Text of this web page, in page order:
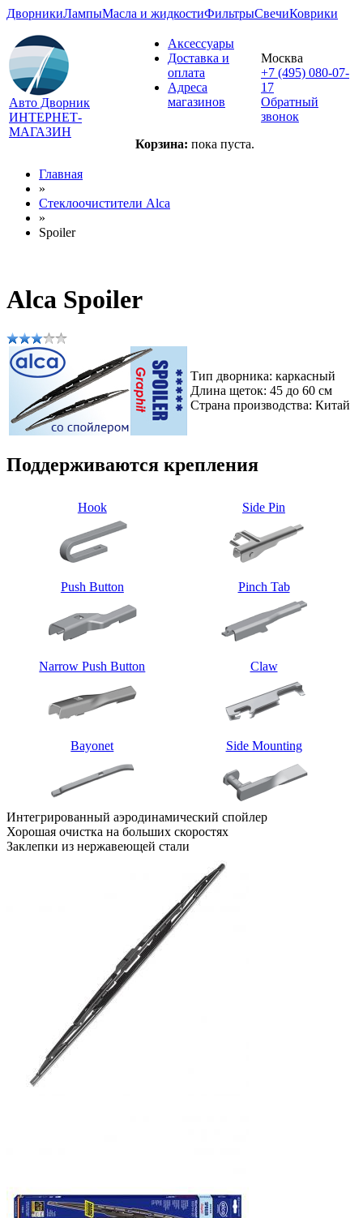
ДворникиЛампыМасла и жидкостиФильтрыСвечиКоврики
Авто Дворник
ИНТЕРНЕТ-
МАГАЗИН
Аксессуары
Доставка и
оплата
Адреса
магазинов
Корзина: пока пуста.
Москва
+7 (495) 080-07-
17
Обратный
звонок
Главная
»
Стеклоочистители Alca
»
Spoiler
Alca Spoiler
Тип дворника: каркасный
Длина щеток: 45 до 60 см
Страна производства: Китай
Поддерживаются крепления
Hook Side Pin
Push Button Pinch Tab
Narrow Push Button Claw
Bayonet Side Mounting
Интегрированный аэродинамический спойлер
Хорошая очистка на больших скоростях
Заклепки из нержавеющей стали